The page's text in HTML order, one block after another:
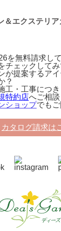
＆エクステリ
を無料請求し
チェックしてみ
が提案するア
？
工・工事につ
特約店へご相談
ショップでもご
カタログ請求は